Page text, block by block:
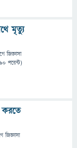
মৃত্যু
জিজ্ঞাসা
পয়েন্ট)
করতে
জিজ্ঞাসা